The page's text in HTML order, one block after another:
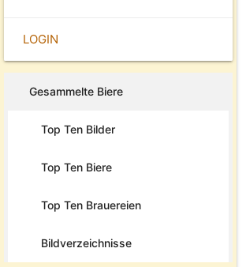
LOGIN
Gesammelte Biere
Top Ten Bilder
Top Ten Biere
Top Ten Brauereien
Bildverzeichnisse